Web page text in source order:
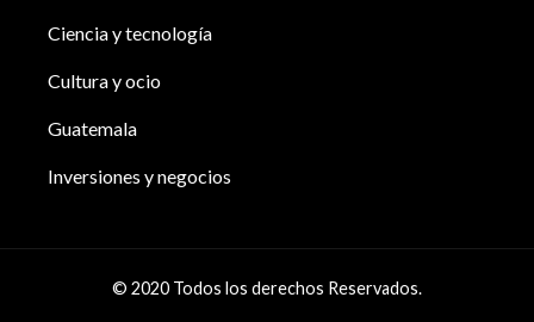
Ciencia y tecnología
Cultura y ocio
Guatemala
Inversiones y negocios
© 2020 Todos los derechos Reservados.